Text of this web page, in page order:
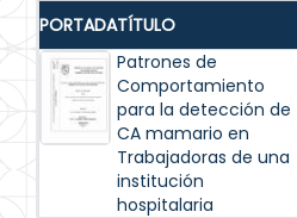
PORTADATÍTULO
Patrones de
Comportamiento
para la detección de
CA mamario en
Trabajadoras de una
institución
hospitalaria